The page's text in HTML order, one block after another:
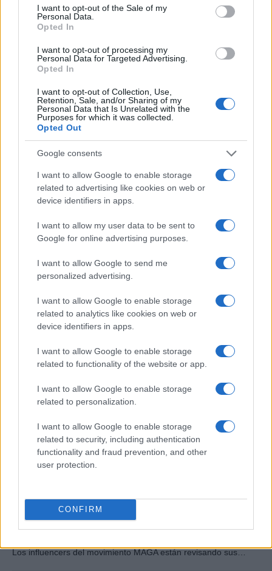
consent section.
I want to opt-out of the Sale of my
Personal Data.
Opted In
I want to opt-out of processing my
Personal Data for Targeted Advertising.
Opted In
I want to opt-out of Collection, Use,
Retention, Sale, and/or Sharing of my
Personal Data that Is Unrelated with the
Purposes for which it was collected.
Opted Out
Google consents
I want to allow Google to enable storage
related to advertising like cookies on web or
device identifiers in apps.
I want to allow my user data to be sent to
Google for online advertising purposes.
I want to allow Google to send me
personalized advertising.
I want to allow Google to enable storage
related to analytics like cookies on web or
device identifiers in apps.
I want to allow Google to enable storage
related to functionality of the website or app.
I want to allow Google to enable storage
related to personalization.
I want to allow Google to enable storage
related to security, including authentication
functionality and fraud prevention, and other
user protection.
CONFIRM
está cambiando las posturas de sus
seguidores más cercanos
La política exterior de Donald Trump, especialmente en…
POLÍTICA
El impacto de la iniciativa de Gabriel
Rufián en el panorama político español
Gabriel Rufián ha logrado captar la atención mediática…
POLÍTICA
Cómo la política exterior de Trump está
transformando las posturas de los
seguidores de MAGA
Los influencers del movimiento MAGA están revisando sus…